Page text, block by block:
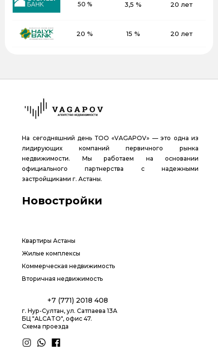
50 % 3,5 % 20 лет
20 % 15 % 20 лет
На сегодняшний день ТОО «VAGAPOV» — это одна из
лидирующих компаний первичного рынка
недвижимости. Мы работаем на основании
официального партнерства с надежными
застройщиками г. Астаны.
Новостройки
Квартиры Астаны
Жилые комплексы
Коммерческая недвижимость
Вторичная недвижимость
+7 (771) 2018 408
г. Нур-Султан, ул. Сатпаева 13А
БЦ "ALCATO", офис 47.
Схема проезда